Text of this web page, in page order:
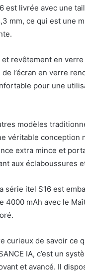
est livrée avec une
mm, ce qui est une
revêtement en verre
l’écran en verre
pour une
modèles
véritable conception
extra mince et
aux éclaboussures
série itel S16 est
4000 mAh avec le
curieux de savoir ce
IA, c’est un
et avancé. Il